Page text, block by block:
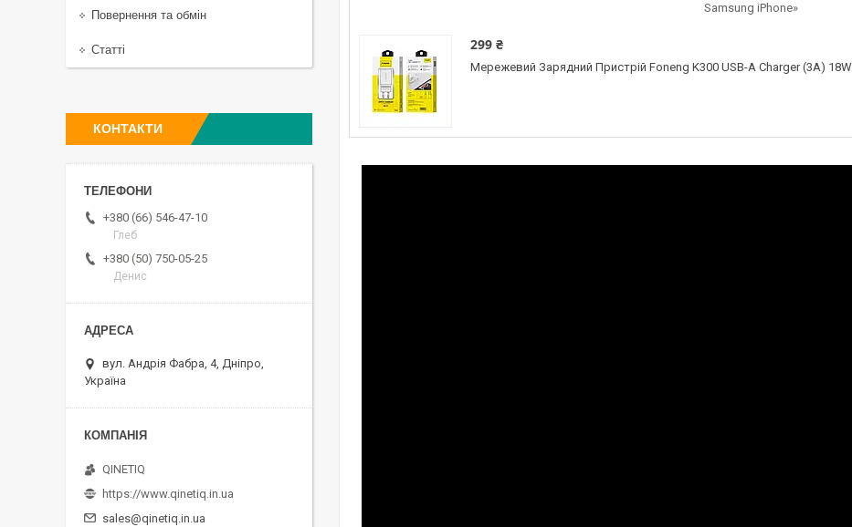
Samsung iPhone»
299 ₴
Мережевий Зарядний Пристрій Foneng K300 USB-A Charger (3A) 18W
Повернення та обмін
Статті
КОНТАКТИ
+380 (66) 546-47-10
Глеб
+380 (50) 750-05-25
Денис
вул. Андрія Фабра, 4, Дніпро,
Україна
QINETIQ
https://www.qinetiq.in.ua
sales@qinetiq.in.ua